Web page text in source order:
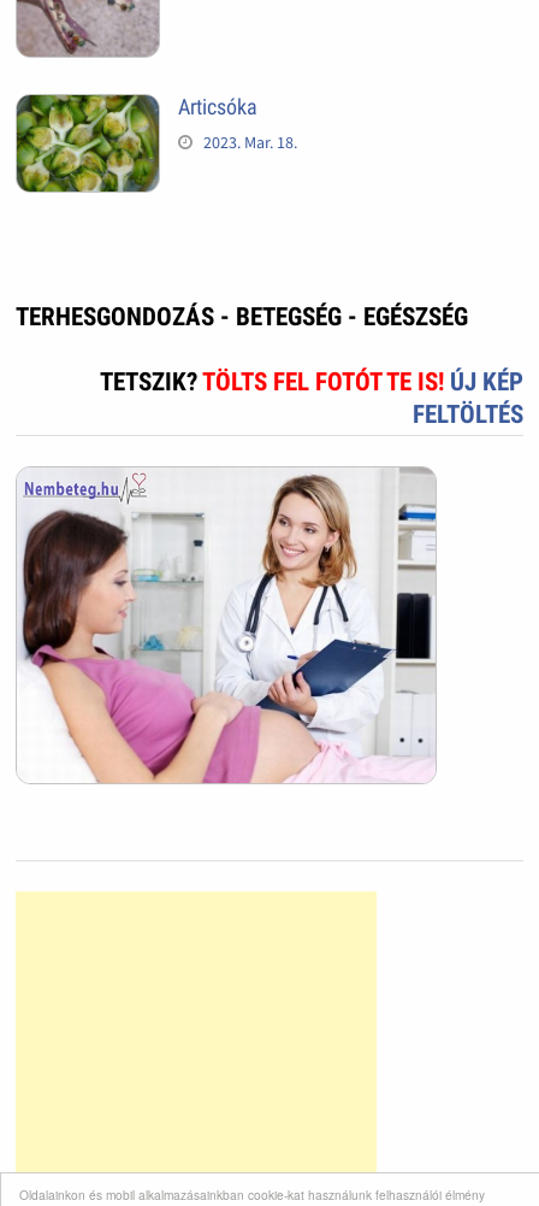
Oldalainkon és mobil alkalmazásainkban cookie-kat használunk felhasználói élmény
Articsóka
2023. Mar. 18.
TERHESGONDOZÁS - BETEGSÉG - EGÉSZSÉG
TETSZIK?TÖLTS FEL FOTÓT TE IS! ÚJ KÉP
FELTÖLTÉS